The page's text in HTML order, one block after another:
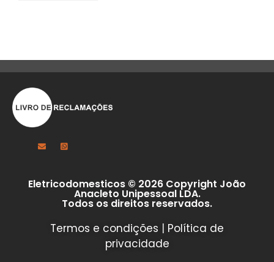
Eletricodomesticos © 2026 Copyright João
Anacleto Unipessoal LDA.
Todos os direitos reservados.
Termos e condições | Política de
privacidade